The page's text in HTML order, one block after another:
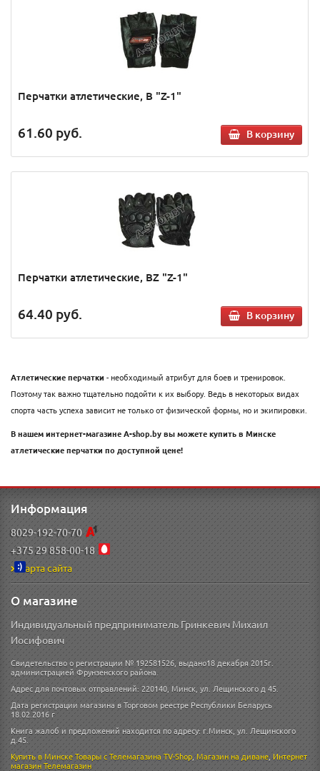
Перчатки атлетические, B "Z-1"
61.60 руб. В корзину
Перчатки атлетические, BZ "Z-1"
64.40 руб. В корзину
Атлетические перчатки - необходимый атрибут для боев и тренировок.
Поэтому так важно тщательно подойти к их выбору. Ведь в некоторых видах
спорта часть успеха зависит не только от физической формы, но и экипировки.
В нашем интернет-магазине А-shop.by вы можете купить в Минске
атлетические перчатки по доступной цене!
Информация
8029-192-70-70
+375 29 858-00-18
Карта сайта
О магазине
Индивидуальный предприниматель Гринкевич Михаил
Иосифович
Свидетельство о регистрации № 192581526, выдано18 декабря 2015г.
администрацией Фрунзенского района.
Адрес для почтовых отправлений: 220140, Минск, ул. Лещинского д 45.
Дата регистрации магазина в Торговом реестре Республики Беларусь
18.02.2016 г
Книга жалоб и предложений находится по адресу: г.Минск, ул. Лещинского
д.45.
Купить в МинскеТовары с Телемагазина TV-Shop,Магазин на диване,Интернет
магазинТелемагазин